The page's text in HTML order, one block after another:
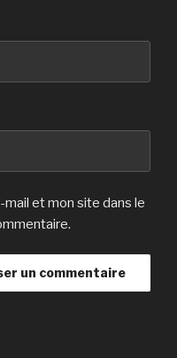
et mon site dans le